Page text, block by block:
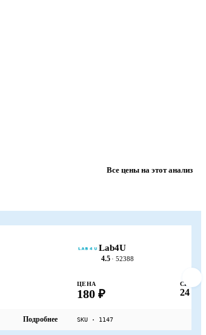
Все цены на этот анализ
Подробнее
Lab4U
4.5 · 52388
ЦЕНА
180 ₽
СРОК
24 ч
SKU · 1147